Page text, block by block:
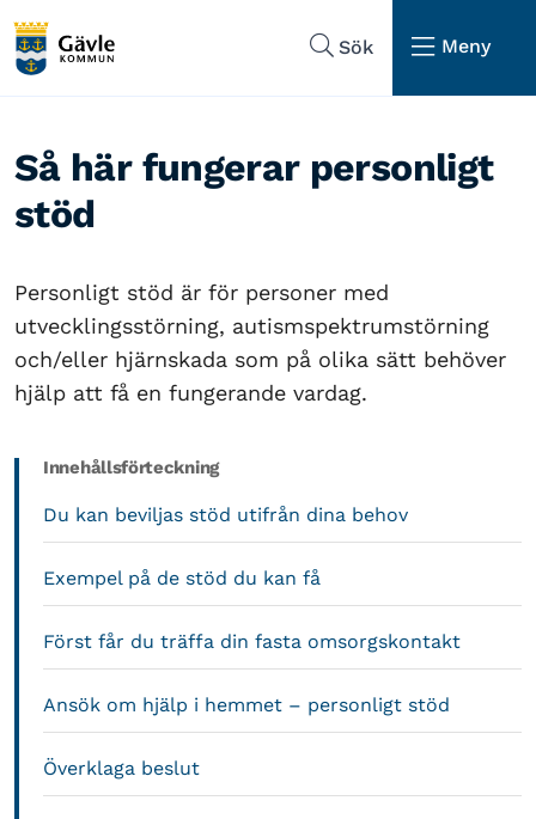
Sök
Meny
Så här fungerar personligt
stöd
Personligt stöd är för personer med
utvecklingsstörning, autismspektrumstörning
och/eller hjärnskada som på olika sätt behöver
hjälp att få en fungerande vardag.
Innehållsförteckning
Du kan beviljas stöd utifrån dina behov
Exempel på de stöd du kan få
Först får du träffa din fasta omsorgskontakt
Ansök om hjälp i hemmet – personligt stöd
Överklaga beslut